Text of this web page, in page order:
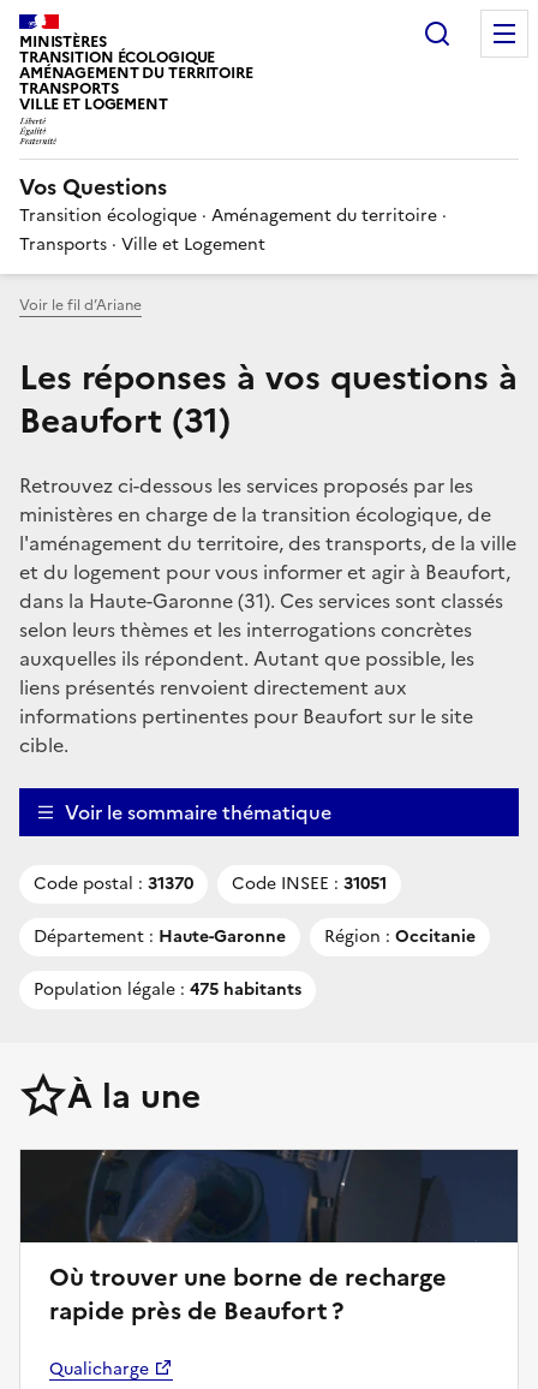
MINISTÈRES
TRANSITION ÉCOLOGIQUE
AMÉNAGEMENT DU TERRITOIRE
TRANSPORTS
VILLE ET LOGEMENT
Vos Questions
Transition écologique · Aménagement du territoire ·
Transports · Ville et Logement
Voir le fil d’Ariane
Les réponses à vos questions à
Beaufort (31)
Retrouvez ci-dessous les services proposés par les
ministères en charge de la transition écologique, de
l'aménagement du territoire, des transports, de la ville
et du logement pour vous informer et agir à Beaufort,
dans la Haute-Garonne (31). Ces services sont classés
selon leurs thèmes et les interrogations concrètes
auxquelles ils répondent. Autant que possible, les
liens présentés renvoient directement aux
informations pertinentes pour Beaufort sur le site
cible.
Voir le sommaire thématique
Code postal : 31370 Code INSEE : 31051
Département : Haute-Garonne Région : Occitanie
Population légale : 475 habitants
À la une
Où trouver une borne de recharge
rapide près de Beaufort ?
Qualicharge